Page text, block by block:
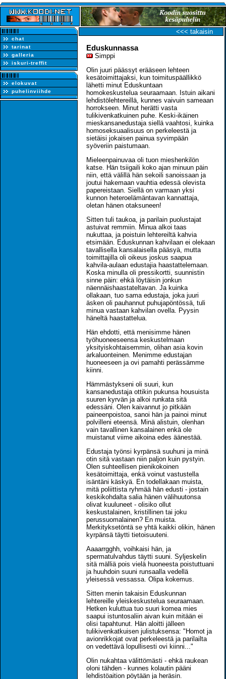
chat
tarinat
galleria
iskuri-treffit
elokuvat
puhelinviihde
<<< takaisin
Eduskunnassa
Simppi
Olin juuri päässyt erääseen lehteen
kesätoimittajaksi, kun toimituspäällikkö
lähetti minut Eduskuntaan
homokeskustelua seuraamaan. Istuin aikani
lehdistölehtereillä, kunnes vaivuin sameaan
horrokseen. Minut herätti vasta
tulikivenkatkuinen puhe. Keski-ikäinen
mieskansanedustaja siellä vaahtosi, kuinka
homoseksuaalisuus on perkeleestä ja
sietäisi jokaisen painua syvimpään
syöveriin paistumaan.
Mieleenpainuvaa oli tuon mieshenkilön
katse. Hän tsiigaili koko ajan minuun päin
niin, että välillä hän sekoili sanoissaan ja
joutui hakemaan vauhtia edessä olevista
papereistaan. Siellä on varmaan yksi
kunnon heteroelämäntavan kannattaja,
oletan hänen otaksuneen!
Sitten tuli taukoa, ja parilain puolustajat
astuivat remmiin. Minua alkoi taas
nukuttaa, ja poistuin lehtereiltä kahvia
etsimään. Eduskunnan kahvilaan ei olekaan
tavallisella kansalaisella pääsyä, mutta
toimittajilla oli oikeus joskus saapua
kahvila-aulaan edustajia haastattelemaan.
Koska minulla oli pressikortti, suunnistin
sinne päin: ehkä löytäisin jonkun
näennäishaastateltavan. Ja kuinka
ollakaan, tuo sama edustaja, joka juuri
äsken oli pauhannut puhujapöntössä, tuli
minua vastaan kahvilan ovella. Pyysin
häneltä haastattelua.
Hän ehdotti, että menisimme hänen
työhuoneeseensa keskustelmaan
yksityiskohtaisemmin, olihan asia kovin
arkaluonteinen. Menimme edustajan
huoneeseen ja ovi pamahti perässämme
kiinni.
Hämmästykseni oli suuri, kun
kansanedustaja ottikin pukunsa housuista
suuren kyrvän ja alkoi runkata sitä
edessäni. Olen kaivannut jo pitkään
paineenpoistoa, sanoi hän ja painoi minut
polvilleni eteensä. Minä alistuin, olenhan
vain tavallinen kansalainen enkä ole
muistanut viime aikoina edes äänestää.
Edustaja työnsi kyrpänsä suuhuni ja minä
otin sitä vastaan niin paljon kuin pystyin.
Olen suhteellisen pienikokoinen
kesätoimittaja, enkä voinut vastustella
isäntäni käskyä. En todellakaan muista,
mitä poliittista ryhmää hän edusti - jostain
keskikohdalta salia hänen välihuutonsa
olivat kuuluneet - olisiko ollut
keskustalainen, kristillinen tai joku
perussuomalainen? En muista.
Merkityksetöntä se yhtä kaikki olikin, hänen
kyrpänsä täytti tietoisuuteni.
Aaaarrgghh, voihkaisi hän, ja
spermatulvahdus täytti suuni. Syljeskelin
sitä mälliä pois vielä huoneesta poistuttuani
ja huuhdoin suuni runsaalla vedellä
yleisessä vessassa. Olipa kokemus.
Sitten menin takaisin Eduskunnan
lehtereille yleiskeskustelua seuraamaan.
Hetken kuluttua tuo suuri komea mies
saapui istuntosaliin aivan kuin mitään ei
olisi tapahtunut. Hän aloitti jälleen
tulikivenkatkuisen julistuksensa: "Homot ja
avionrikkojat ovat perkeleestä ja parilailta
on vedettävä lopullisesti ovi kiinni..."
Olin nukahtaa välittömästi - ehkä raukean
oloni tähden - kunnes kolautin pääni
lehdistöaition pöytään ja heräsin.